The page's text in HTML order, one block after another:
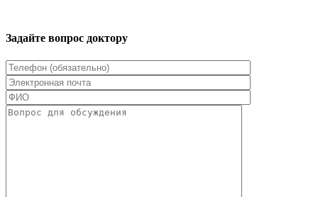
Задайте вопрос доктору